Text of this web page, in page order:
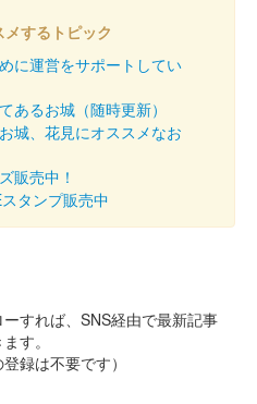
年 4・5月限定版 一筆啓上
年 春版
するトピック
に運営をサポートしてい
あるお城（随時更新）
城、花見にオススメなお
販売中！
タンプ販売中
すれば、SNS経由で最新記事
す。
録は不要です）